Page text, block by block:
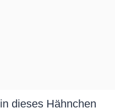
dieses Hähnchen